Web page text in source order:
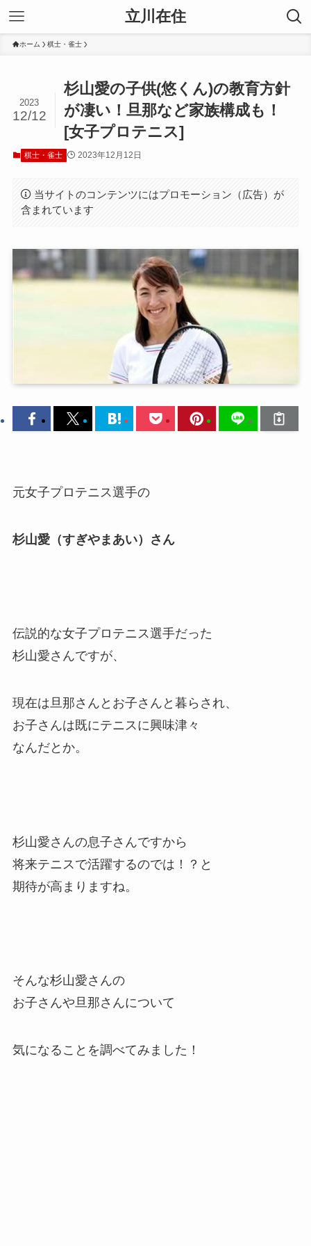
立川在住
ホーム 棋士・雀士
杉山愛の子供(悠くん)の教育方針
が凄い！旦那など家族構成も！
[女子プロテニス]
2023
12/12
棋士・雀士 2023年12月12日
当サイトのコンテンツにはプロモーション（広告）が
含まれています
元女子プロテニス選手の
杉山愛（すぎやまあい）さん
伝説的な女子プロテニス選手だった
杉山愛さんですが、
現在は旦那さんとお子さんと暮らされ、
お子さんは既にテニスに興味津々
なんだとか。
杉山愛さんの息子さんですから
将来テニスで活躍するのでは！？と
期待が高まりますね。
そんな杉山愛さんの
お子さんや旦那さんについて
気になることを調べてみました！